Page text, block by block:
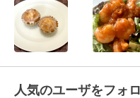
人気のユーザをフォ